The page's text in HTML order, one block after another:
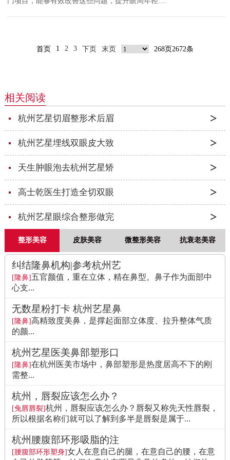
首页 1 2 3 下页 末页 268页2672条
相关阅读
杭州艺星切眉整形术后眉
杭州艺星埋线双眼皮大致
天生肿眼泡去杭州艺星矫
高士乾医生打造全切双眼
杭州艺星眼综合整形做完
整形美容 皮肤美容 微整形美容 抗衰老美容
纠结隆鼻机构|参考杭州艺
[隆鼻]五官颜值，重在立体，精在鼻型。鼻子作为面部中
心支...
无数星粉打卡 杭州艺星鼻
[隆鼻]高精致度美鼻，是撑起面部立体度、拉升整体气质
的颜...
杭州艺星医美鼻部塑形口
[隆鼻]在杭州医美市场中，鼻部塑形是热度居高不下的刚
需整...
杭州，唇裂应该怎么办？
[兔唇唇裂]杭州，唇裂应该怎么办？唇裂又称先天性唇裂，
所以根据名称们就可以了解到多半是唇裂是属于...
杭州腰腹部环形吸脂的注
[腰腹部环形塑身]女人在意自己的腿，在意自己的腰，在意